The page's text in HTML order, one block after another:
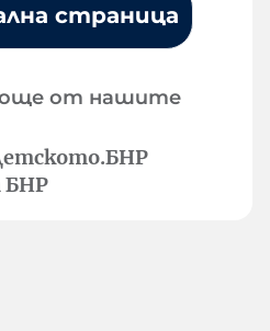
страница
още от нашите
БНР